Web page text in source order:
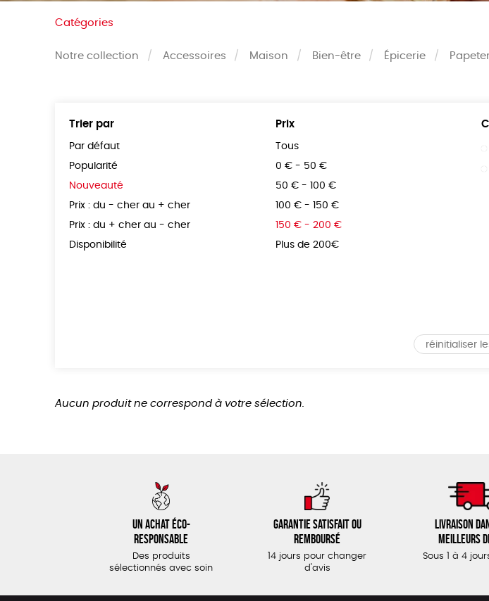
Catégories
Notre collection Accessoires Maison Bien-être Épicerie
Trier par
Par défaut
Popularité
Nouveauté
Prix : du - cher au + cher
Prix : du + cher au - cher
Disponibilité
Prix
Tous
0 € - 50 €
50 € - 100 €
100 € - 150 €
150 € - 200 €
Plus de 200€
réinitialiser
Aucun produit ne correspond à votre sélection.
Un achat éco-
responsable
Des produits
sélectionnés avec soin
Garantie satisfait ou
remboursé
14 jours pour changer
d'avis
Livraison
meilleurs
Sous 1 à 4